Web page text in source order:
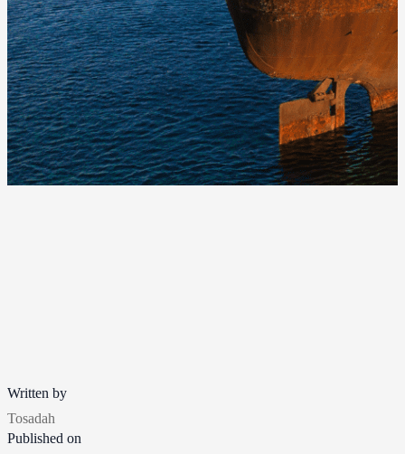
Written by
Tosadah
Published on